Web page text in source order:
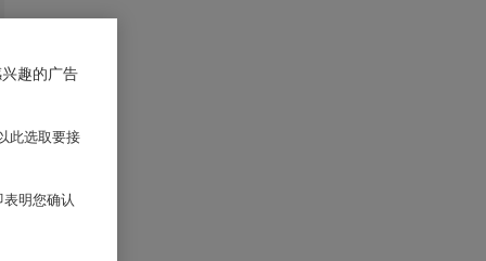
趣的广告
此选取要接
明您确认